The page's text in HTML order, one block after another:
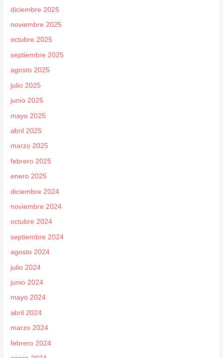
diciembre 2025
noviembre 2025
octubre 2025
septiembre 2025
agosto 2025
julio 2025
junio 2025
mayo 2025
abril 2025
marzo 2025
febrero 2025
enero 2025
diciembre 2024
noviembre 2024
octubre 2024
septiembre 2024
agosto 2024
julio 2024
junio 2024
mayo 2024
abril 2024
marzo 2024
febrero 2024